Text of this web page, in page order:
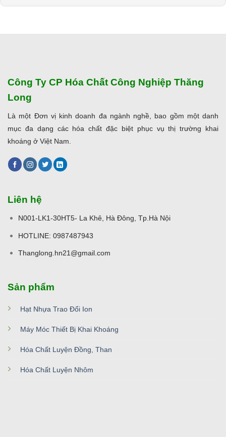
Công Ty CP Hóa Chất Công Nghiệp Thăng
Long
Là một Đơn vị kinh doanh đa ngành nghề, bao gồm một danh
mục đa dạng các hóa chất đặc biệt phục vụ thị trường khai
khoáng ở Việt Nam.
Liên hệ
N001-LK1-30HT5- La Khê, Hà Đông, Tp.Hà Nội
HOTLINE: 0987487943
Thanglong.hn21@gmail.com
Sản phẩm
Hạt Nhựa Trao Đổi Ion
Máy Móc Thiết Bị Khai Khoáng
Hóa Chất Luyện Đồng, Than
Hóa Chất Luyện Nhôm